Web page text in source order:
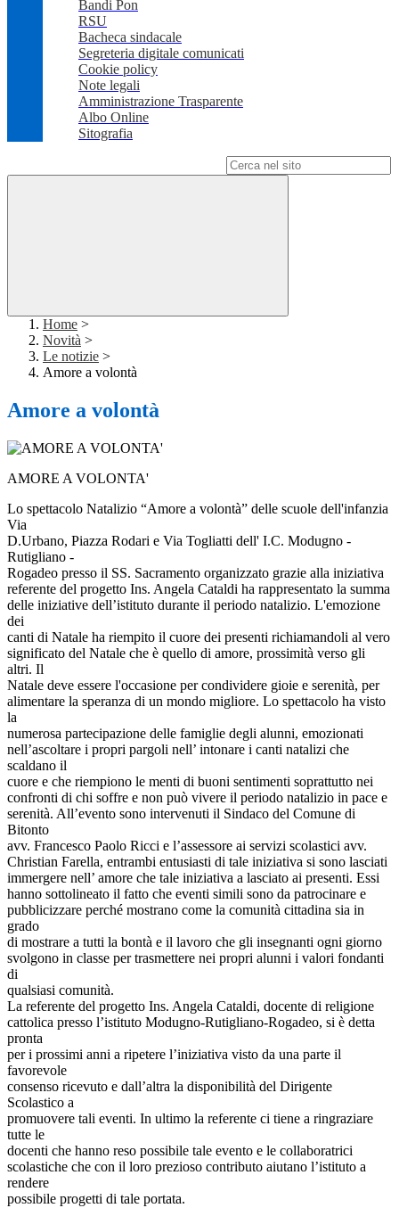
Bandi Pon
RSU
Bacheca sindacale
Segreteria digitale comunicati
Cookie policy
Note legali
Amministrazione Trasparente
Albo Online
Sitografia
Home >
Novità >
Le notizie >
Amore a volontà
Amore a volontà
AMORE A VOLONTA'
Lo spettacolo Natalizio “Amore a volontà” delle scuole dell'infanzia
Via
D.Urbano, Piazza Rodari e Via Togliatti dell' I.C. Modugno -
Rutigliano -
Rogadeo presso il SS. Sacramento organizzato grazie alla iniziativa
referente del progetto Ins. Angela Cataldi ha rappresentato la summa
delle iniziative dell’istituto durante il periodo natalizio. L'emozione
dei
canti di Natale ha riempito il cuore dei presenti richiamandoli al vero
significato del Natale che è quello di amore, prossimità verso gli
altri. Il
Natale deve essere l'occasione per condividere gioie e serenità, per
alimentare la speranza di un mondo migliore. Lo spettacolo ha visto
la
numerosa partecipazione delle famiglie degli alunni, emozionati
nell’ascoltare i propri pargoli nell’ intonare i canti natalizi che
scaldano il
cuore e che riempiono le menti di buoni sentimenti soprattutto nei
confronti di chi soffre e non può vivere il periodo natalizio in pace e
serenità. All’evento sono intervenuti il Sindaco del Comune di
Bitonto
avv. Francesco Paolo Ricci e l’assessore ai servizi scolastici avv.
Christian Farella, entrambi entusiasti di tale iniziativa si sono lasciati
immergere nell’ amore che tale iniziativa a lasciato ai presenti. Essi
hanno sottolineato il fatto che eventi simili sono da patrocinare e
pubblicizzare perché mostrano come la comunità cittadina sia in
grado
di mostrare a tutti la bontà e il lavoro che gli insegnanti ogni giorno
svolgono in classe per trasmettere nei propri alunni i valori fondanti
di
qualsiasi comunità.
La referente del progetto Ins. Angela Cataldi, docente di religione
cattolica presso l’istituto Modugno-Rutigliano-Rogadeo, si è detta
pronta
per i prossimi anni a ripetere l’iniziativa visto da una parte il
favorevole
consenso ricevuto e dall’altra la disponibilità del Dirigente
Scolastico a
promuovere tali eventi. In ultimo la referente ci tiene a ringraziare
tutte le
docenti che hanno reso possibile tale evento e le collaboratrici
scolastiche che con il loro prezioso contributo aiutano l’istituto a
rendere
possibile progetti di tale portata.